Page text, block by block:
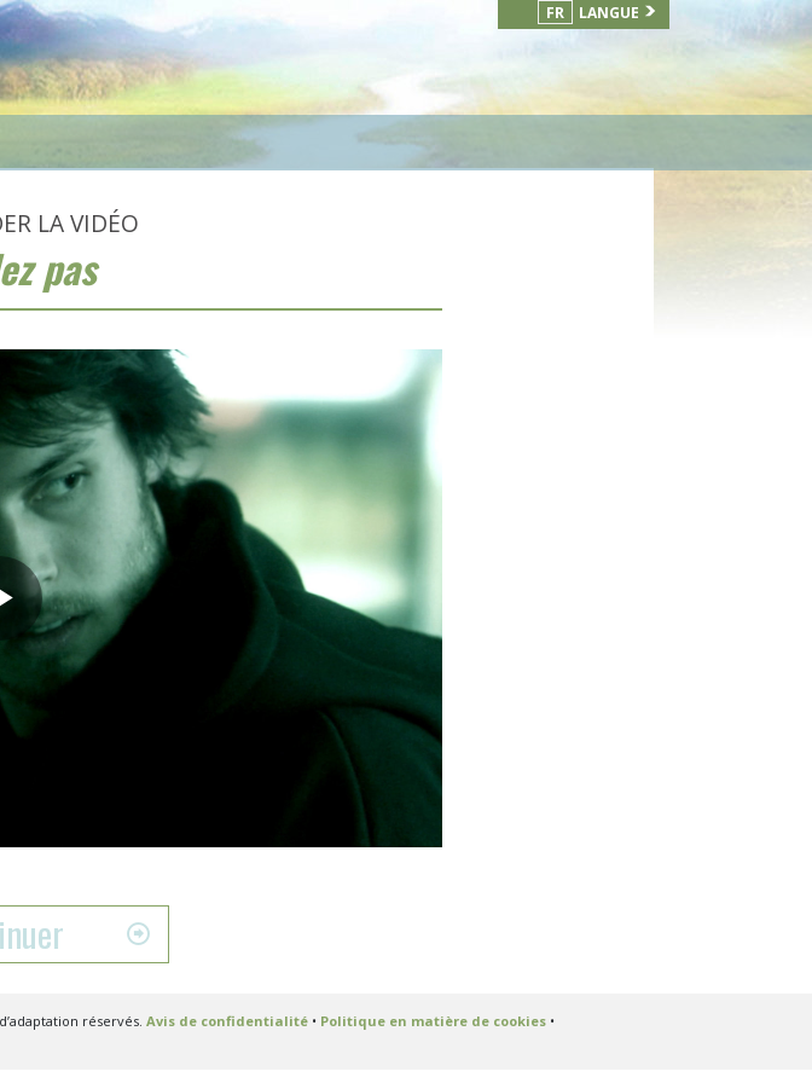
FR LANGUE
LA VIDÉO
pas
Play
Video
réservés. Avis de confidentialité• Politique en matière de cookies•